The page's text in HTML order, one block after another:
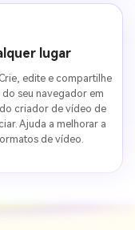
lugar
edite e compartilhe
seu navegador em
criador de vídeo de
Ajuda a melhorar a
de vídeo.